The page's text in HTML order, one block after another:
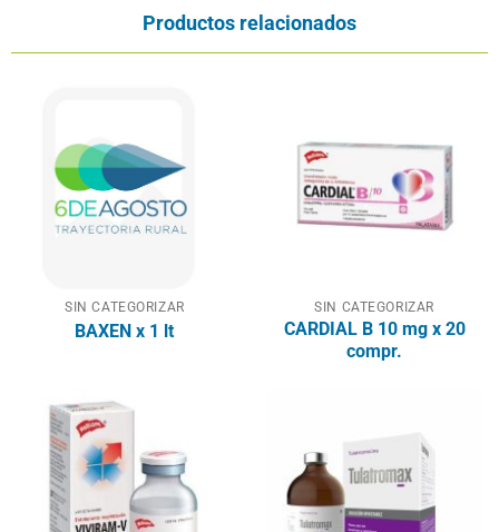
Productos relacionados
SIN CATEGORIZAR
BAXEN x 1 lt
SIN CATEGORIZAR
CARDIAL B 10 mg x 20
compr.